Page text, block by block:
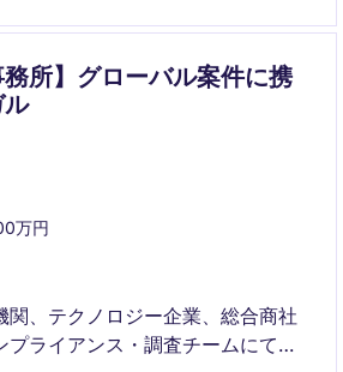
務所】グローバル案件に携
万円
関、テクノロジー企業、総合商社
プライアンス・調査チームにて、